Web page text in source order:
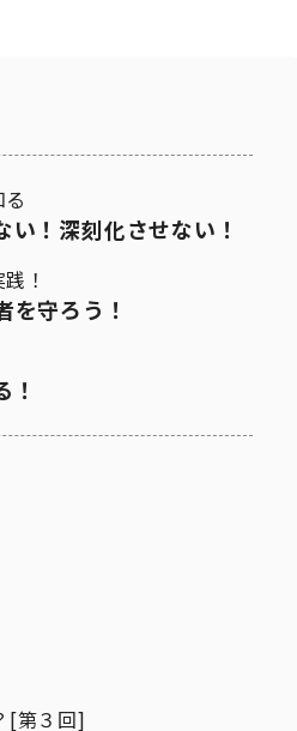
い！深刻化させない！
！
を守ろう！
！
[第３回]